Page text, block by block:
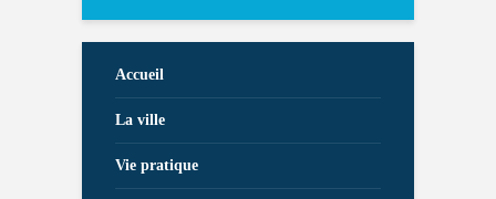
Accueil
La ville
Vie pratique